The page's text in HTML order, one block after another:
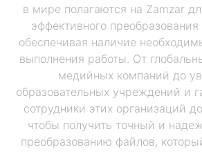
в мире полагаются на Zamzar
эффективного
обеспечивая наличие
выполнения работы. От
медийных компаний до
образовательных учреждений и
сотрудники этих организаций
чтобы получить точный и
преобразованию файлов,